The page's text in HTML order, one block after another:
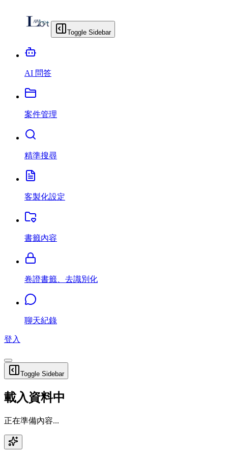
Toggle Sidebar
AI 問答
案件管理
精準搜尋
客製化設定
書籤內容
卷證書籤、去識別化
聊天紀錄
登入
Toggle Sidebar
載入資料中
正在準備內容...